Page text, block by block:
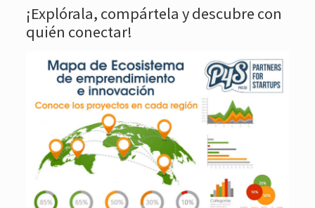
¡Explórala, compártela y descubre con
quién conectar!